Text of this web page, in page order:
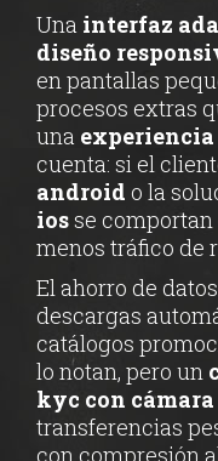
Una interfaz
diseño
en pantallas
procesos extras
una
cuenta: si el
android o la
iosse
menos tráfico de
El ahorro de
descargas
catálogos
lo notan, pero un
kyc con cámara
transferencias
con compresión